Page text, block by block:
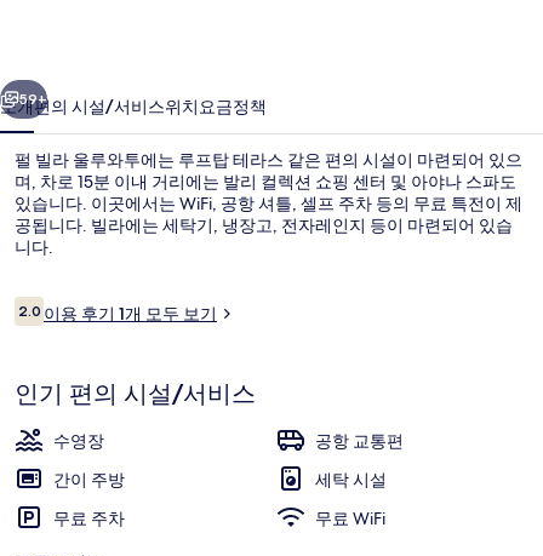
의
사
진
갤
러
리
59+
소개편의 시설/서비스위치요금정책
펄 빌라 울루와투에는 루프탑 테라스 같은 편의 시설이 마련되어 있으
며, 차로 15분 이내 거리에는 발리 컬렉션 쇼핑 센터 및 아야나 스파도
있습니다. 이곳에서는 WiFi, 공항 셔틀, 셀프 주차 등의 무료 특전이 제
공됩니다. 빌라에는 세탁기, 냉장고, 전자레인지 등이 마련되어 있습
니다.
이
용
기
2.010점 만점 중 2.0점.
이용 후기 1개 모두 보기
인기 편의 시설/서비스
수영장
공항 교통편
간이 주방
세탁 시설
무료 주차
무료 WiFi